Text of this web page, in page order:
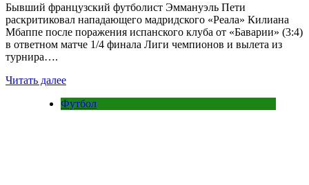
Бывший французский футболист Эммануэль Пети
раскритиковал нападающего мадридского «Реала» Килиана
Мбаппе после поражения испанского клуба от «Баварии» (3:4)
в ответном матче 1/4 финала Лиги чемпионов и вылета из
турнира….
Читать далее
Футбол